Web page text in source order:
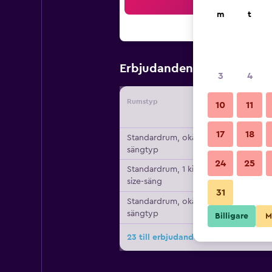
Erbjudanden från
Rumstyp
Standardrum, okänd
sängtyp
Standardrum, 1 king
size-säng
Standardrum, okänd
sängtyp
23 till erbjudanden för Yalikavak
m t
3 4
10 11
17 18
24 25
31
Billigare